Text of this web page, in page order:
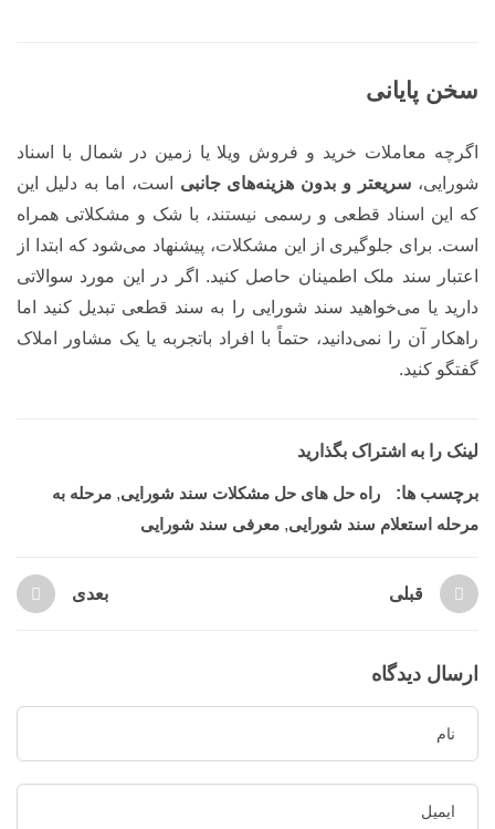
سخن پایانی
اگرچه معاملات خرید و فروش ویلا یا زمین در شمال با اسناد
شورایی، سریعتر و بدون هزینه‌های جانبی است، اما به دلیل این
که این اسناد قطعی و رسمی نیستند، با شک و مشکلاتی همراه
است. برای جلوگیری از این مشکلات، پیشنهاد می‌شود که ابتدا از
اعتبار سند ملک اطمینان حاصل کنید. اگر در این مورد سوالاتی
دارید یا می‌خواهید سند شورایی را به سند قطعی تبدیل کنید اما
راهکار آن را نمی‌دانید، حتماً با افراد باتجربه یا یک مشاور املاک
گفتگو کنید.
لینک را به اشتراک بگذارید
برچسب ها: راه حل های حل مشکلات سند شورایی, مرحله به
مرحله استعلام سند شورایی, معرفی سند شورایی
قبلی بعدی
ارسال دیدگاه